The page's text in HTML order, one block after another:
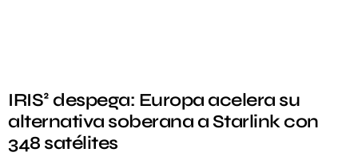
IRIS² despega: Europa acelera su
alternativa soberana a Starlink con
348 satélites